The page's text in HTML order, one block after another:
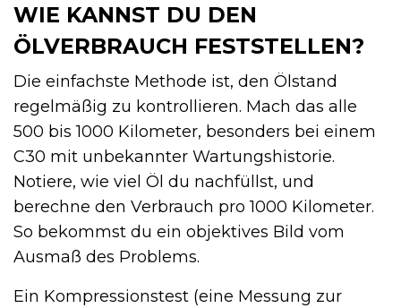
WIE KANNST DU DEN
ÖLVERBRAUCH FESTSTELLEN?
Die einfachste Methode ist, den Ölstand
regelmäßig zu kontrollieren. Mach das alle
500 bis 1000 Kilometer, besonders bei einem
C30 mit unbekannter Wartungshistorie.
Notiere, wie viel Öl du nachfüllst, und
berechne den Verbrauch pro 1000 Kilometer.
So bekommst du ein objektives Bild vom
Ausmaß des Problems.
Ein Kompressionstest (eine Messung zur